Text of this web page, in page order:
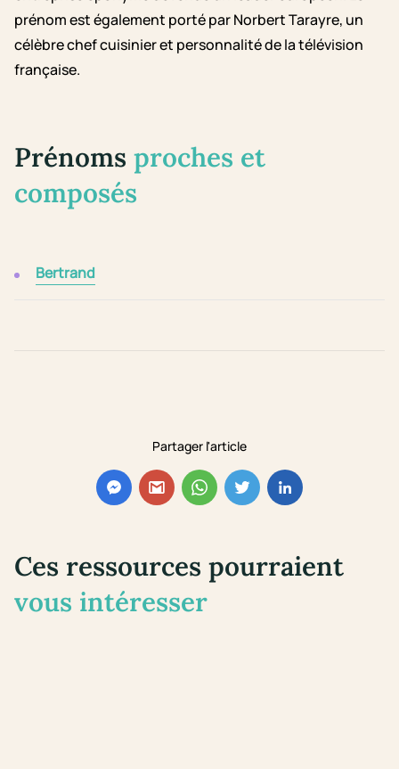
Partager l'article
prénom est également porté par Norbert Tarayre, un
célèbre chef cuisinier et personnalité de la télévision
française.
Prénoms proches et
composés
Bertrand
Ces ressources pourraient
vous intéresser